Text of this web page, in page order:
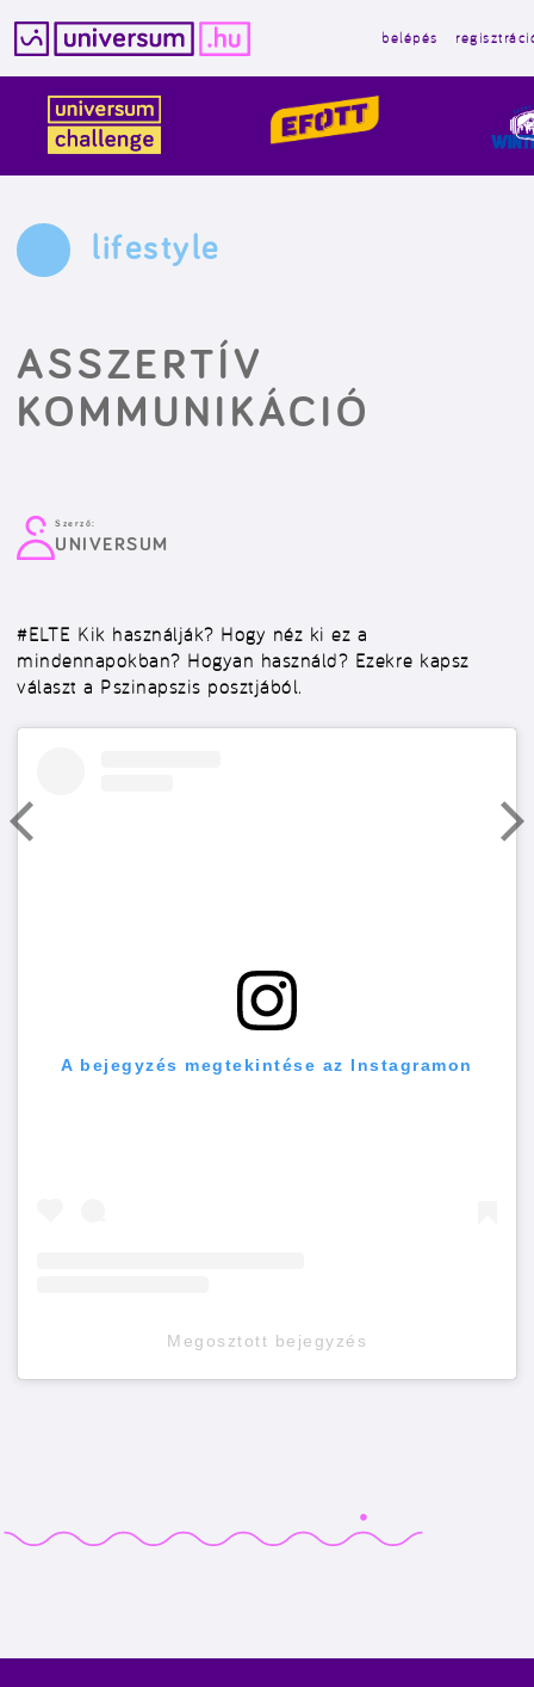
tartalomba
belépés
lifestyle
ASSZERTÍV
KOMMUNIKÁCIÓ
Szerző:
UNIVERSUM
#ELTE Kik használják? Hogy néz ki ez a
mindennapokban? Hogyan használd? Ezekre kapsz
választ a Pszinapszis posztjából.
A bejegyzés megtekintése az Instagramon
Megosztott bejegyzés